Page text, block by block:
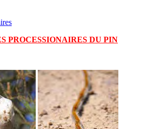
PROCESSIONAIRES DU PIN